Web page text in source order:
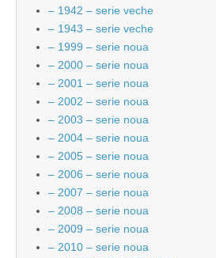
– 1942 – serie veche
– 1943 – serie veche
– 1999 – serie noua
– 2000 – serie noua
– 2001 – serie noua
– 2002 – serie noua
– 2003 – serie noua
– 2004 – serie noua
– 2005 – serie noua
– 2006 – serie noua
– 2007 – serie noua
– 2008 – serie noua
– 2009 – serie noua
– 2010 – serie noua